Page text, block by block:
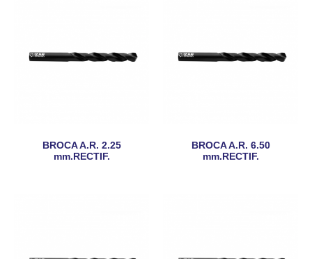
BROCA A.R. 2.25
mm.RECTIF.
BROCA A.R. 6.50
mm.RECTIF.